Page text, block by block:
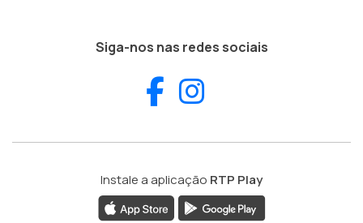
Siga-nos nas redes sociais
Facebook
Instale a aplicação RTP Play